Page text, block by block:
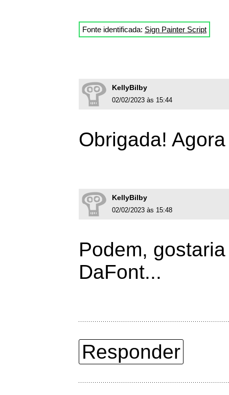
Fonte identificada: Sign Painter Script
KellyBilby
02/02/2023 às 15:44
Obrigada!
KellyBilby
02/02/2023 às 15:48
Podem,
DaFont...
Responder